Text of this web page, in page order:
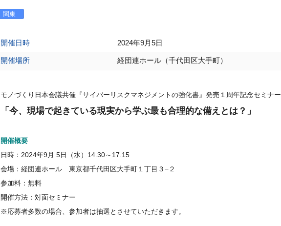
関東
開催日時 2024年9月5日
開催場所 経団連ホール（千代田区大手町）
モノづくり日本会議共催『サイバーリスクマネジメントの強化書』発売１周年記念セミナー
「今、現場で起きている現実から学ぶ最も合理的な備えとは？」
開催概要
日時：2024年9月 5日（水）14:30～17:15
会場：経団連ホール 東京都千代田区大手町１丁目３−２
参加料：無料
開催方法：対面セミナー
※応募者多数の場合、参加者は抽選とさせていただきます。